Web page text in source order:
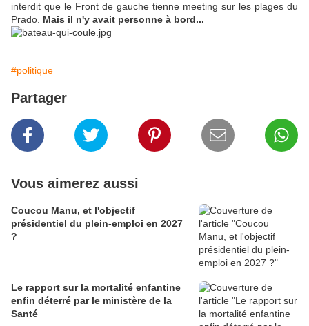
interdit que le Front de gauche tienne meeting sur les plages du
Prado. Mais il n'y avait personne à bord...
#politique
Partager
Vous aimerez aussi
Coucou Manu, et l'objectif
présidentiel du plein-emploi en 2027
?
Le rapport sur la mortalité enfantine
enfin déterré par le ministère de la
Santé